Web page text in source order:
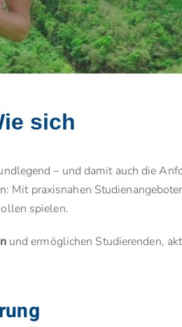
sich
– und damit auch die
Mit praxisnahen
spielen.
und ermöglichen Studierenden,